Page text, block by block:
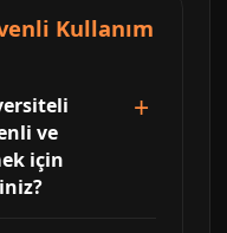
Kullanım
ve
için